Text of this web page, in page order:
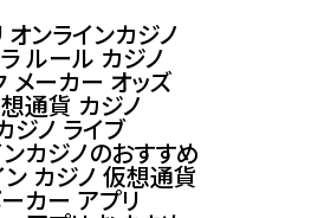
オンラインカジノ
ルール カジノ
メーカー オッズ
通貨 カジノ
ジノ ライブ
カジノのおすすめ
ン カジノ 仮想通貨
カー アプリ